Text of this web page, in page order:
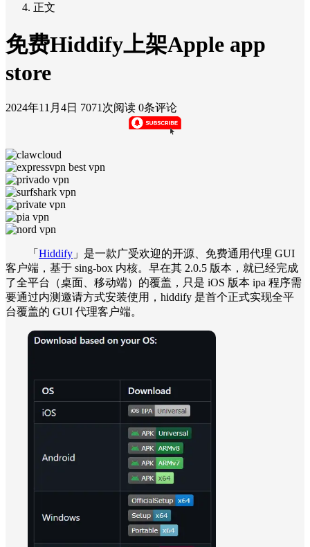
正文
免费Hiddify上架Apple app
store
2024年11月4日 7071次阅读 0条评论
「 Hiddify 」是一款广受欢迎的开源、免费通用代理 GUI
客户端，基于 sing-box 内核。早在其 2.0.5 版本，就已经完成
了全平台（桌面、移动端）的覆盖，只是 iOS 版本 ipa 程序需
要通过内测邀请方式安装使用，hiddify 是首个正式实现全平
台覆盖的 GUI 代理客户端。